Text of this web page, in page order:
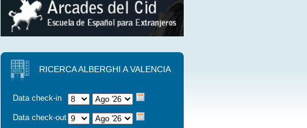
RICERCA ALBERGHI A VALENCIA
Data check-in
Data check-out